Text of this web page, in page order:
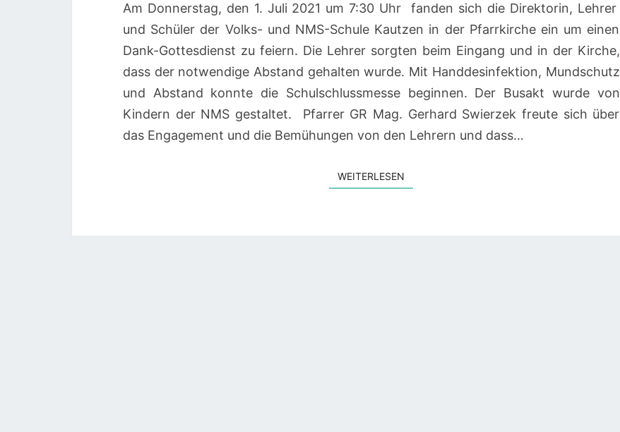
Am Donnerstag, den 1. Juli 2021 um 7:30 Uhr fanden sich die Direktorin, Lehrer
und Schüler der Volks- und NMS-Schule Kautzen in der Pfarrkirche ein um einen
Dank-Gottesdienst zu feiern. Die Lehrer sorgten beim Eingang und in der Kirche,
dass der notwendige Abstand gehalten wurde. Mit Handdesinfektion, Mundschutz
und Abstand konnte die Schulschlussmesse beginnen. Der Busakt wurde von
Kindern der NMS gestaltet. Pfarrer GR Mag. Gerhard Swierzek freute sich über
das Engagement und die Bemühungen von den Lehrern und dass…
WEITERLESEN